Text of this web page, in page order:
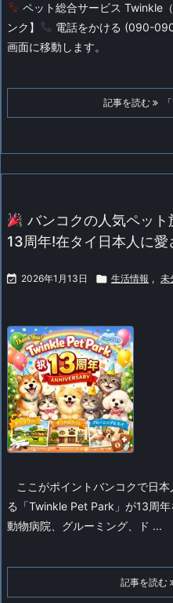
ペット総合サービス Twinkle（
ンク】
電話をかける (090-
画面に移動します。
記事を読む
バンコクの人気ペッ
13周年!在タイ日本人に愛
 2026年1月13日  生活情報 , 未
ここがポイントバンコクで日
る「Twinkle Pet Park」が13周年
動物病院、グルーミング、ド ...
記事を読む